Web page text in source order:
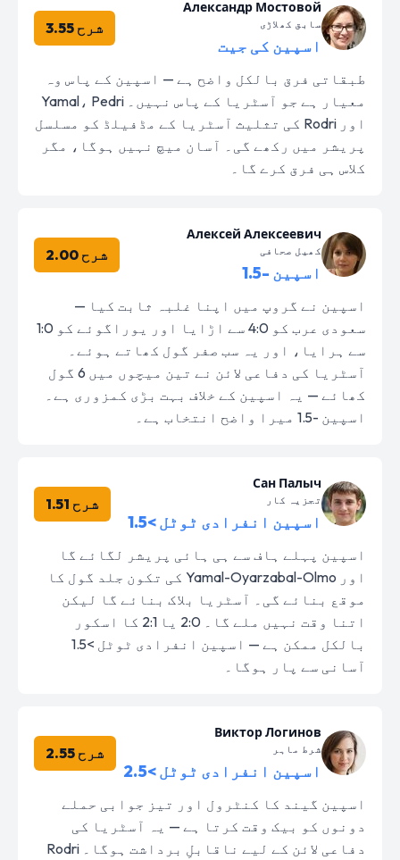
Александр Мостовой
سابق کھلاڑی
اسپین کی جیت
شرح 3.55
طبقاتی فرق بالکل واضح ہے — اسپین کے پاس وہ
معیار ہے جو آسٹریا کے پاس نہیں۔ Yamal، Pedri
اور Rodri کی تثلیث آسٹریا کے مڈفیلڈ کو مسلسل
پریشر میں رکھے گی۔ آسان میچ نہیں ہوگا، مگر
کلاس ہی فرق کرے گا۔
Алексей Алексеевич
کھیل صحافی
اسپین -1.5
شرح 2.00
اسپین نے گروپ میں اپنا غلبہ ثابت کیا —
سعودی عرب کو 4:0 سے اڑایا اور یوراگوئے کو 1:0
سے ہرایا، اور یہ سب صفر گول کھاتے ہوئے۔
آسٹریا کی دفاعی لائن نے تین میچوں میں 6 گول
کھائے — یہ اسپین کے خلاف بہت بڑی کمزوری ہے۔
اسپین -1.5 میرا واضح انتخاب ہے۔
Сан Палыч
تجزیہ کار
اسپین انفرادی ٹوٹل >1.5
شرح 1.51
اسپین پہلے ہاف سے ہی ہائی پریشر لگائے گا
اور Yamal-Oyarzabal-Olmo کی تکون جلد گول کا
موقع بنائے گی۔ آسٹریا بلاک بنائے گا لیکن
اتنا وقت نہیں ملے گا۔ 2:0 یا 2:1 کا اسکور
بالکل ممکن ہے — اسپین انفرادی ٹوٹل >1.5
آسانی سے پار ہوگا۔
Виктор Логинов
شرط ماہر
اسپین انفرادی ٹوٹل >2.5
شرح 2.55
اسپین گیند کا کنٹرول اور تیز جوابی حملے
دونوں کو بیک وقت کرتا ہے — یہ آسٹریا کی
دفاعی لائن کے لیے ناقابلِ برداشت ہوگا۔ Rodri